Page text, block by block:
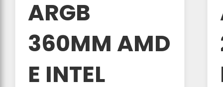
ARGB
360MM AMD
E INTEL